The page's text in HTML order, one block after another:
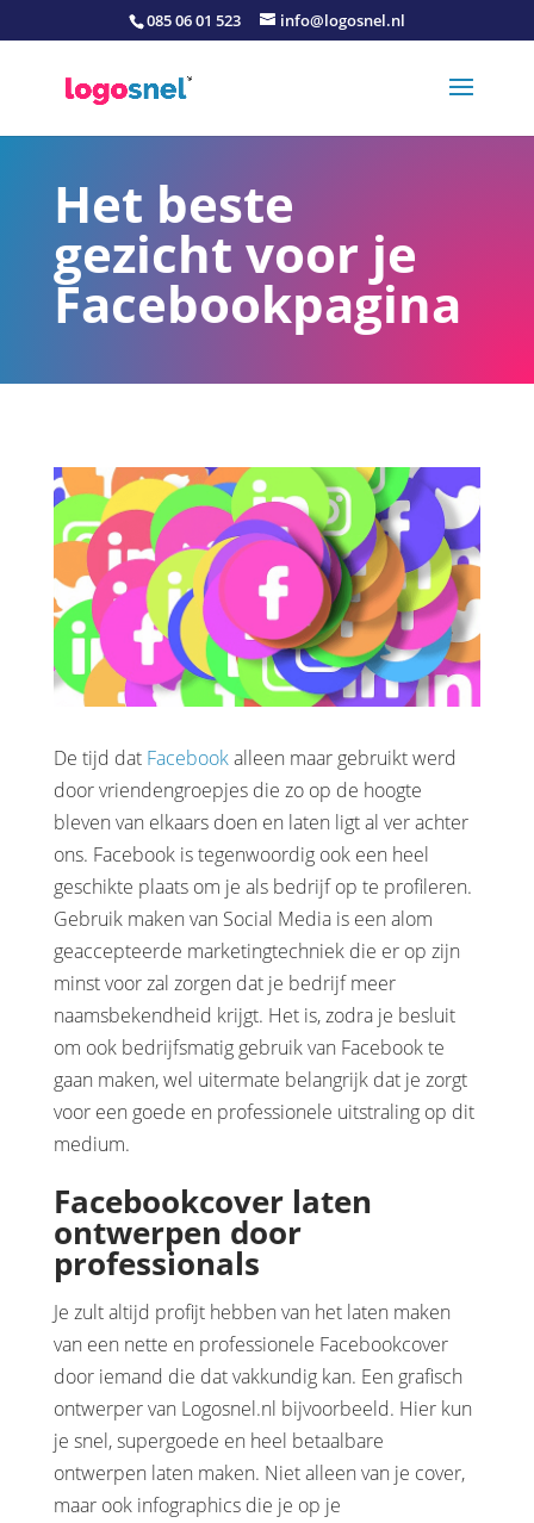
085 06 01 523 info@logosnel.nl
Het beste
gezicht voor je
Facebookpagina
De tijd dat Facebookalleen maar gebruikt werd
door vriendengroepjes die zo op de hoogte
bleven van elkaars doen en laten ligt al ver achter
ons. Facebook is tegenwoordig ook een heel
geschikte plaats om je als bedrijf op te profileren.
Gebruik maken van Social Media is een alom
geaccepteerde marketingtechniek die er op zijn
minst voor zal zorgen dat je bedrijf meer
naamsbekendheid krijgt. Het is, zodra je besluit
om ook bedrijfsmatig gebruik van Facebook te
gaan maken, wel uitermate belangrijk dat je zorgt
voor een goede en professionele uitstraling op dit
medium.
Facebookcover laten
ontwerpen door
professionals
Je zult altijd profijt hebben van het laten maken
van een nette en professionele Facebookcover
door iemand die dat vakkundig kan. Een grafisch
ontwerper van Logosnel.nl bijvoorbeeld. Hier kun
je snel, supergoede en heel betaalbare
ontwerpen laten maken. Niet alleen van je cover,
maar ook infographics die je op je